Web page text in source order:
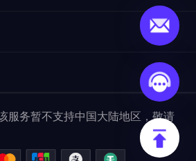
服务暂不支持中国大陆地区，敬请